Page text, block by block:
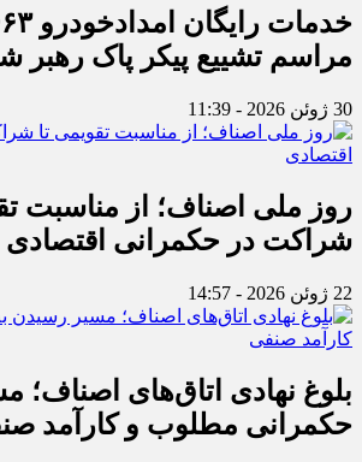
مراسم تشییع پیکر پاک رهبر
30 ژوئن 2026 - 11:39
روز ملی اصناف؛ از مناسبت
شراکت در حکمرانی اقتصادی
22 ژوئن 2026 - 14:57
بلوغ نهادی اتاق‌های اصناف؛
حکمرانی مطلوب و کارآمد